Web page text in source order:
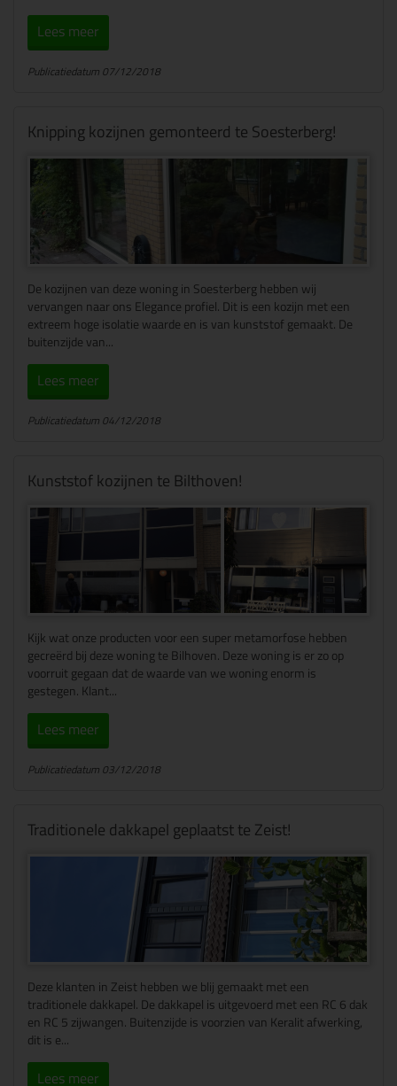
Lees meer
Publicatiedatum 07/12/2018
Knipping kozijnen gemonteerd te Soesterberg!
De kozijnen van deze woning in Soesterberg hebben wij
vervangen naar ons Elegance profiel. Dit is een kozijn met een
extreem hoge isolatie waarde en is van kunststof gemaakt. De
buitenzijde van...
Lees meer
Publicatiedatum 04/12/2018
Kunststof kozijnen te Bilthoven!
Kijk wat onze producten voor een super metamorfose hebben
gecreërd bij deze woning te Bilhoven. Deze woning is er zo op
voorruit gegaan dat de waarde van we woning enorm is
gestegen. Klant...
Lees meer
Publicatiedatum 03/12/2018
Traditionele dakkapel geplaatst te Zeist!
Deze klanten in Zeist hebben we blij gemaakt met een
traditionele dakkapel. De dakkapel is uitgevoerd met een RC 6 dak
en RC 5 zijwangen. Buitenzijde is voorzien van Keralit afwerking,
dit is e...
Lees meer